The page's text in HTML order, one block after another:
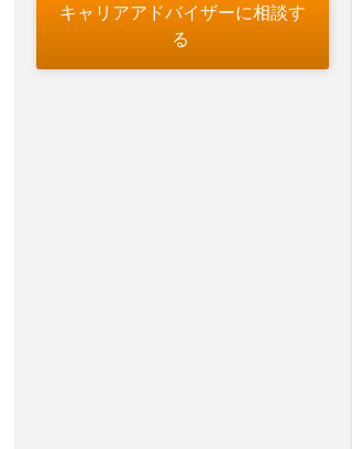
キャリアアドバイザーに相談す
る